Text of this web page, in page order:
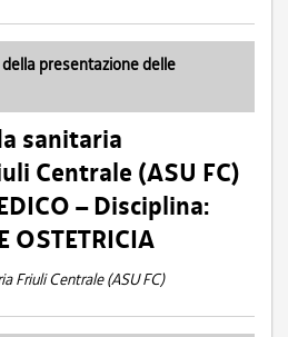
presentazione delle
sanitaria
Centrale (ASU FC)
– Disciplina:
OSTETRICIA
Friuli Centrale (ASU FC)